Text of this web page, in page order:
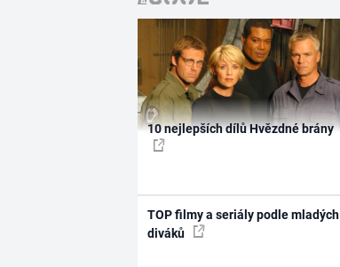
10 nejlepších dílů Hvězdné brány
TOP filmy a seriály podle mladých
diváků